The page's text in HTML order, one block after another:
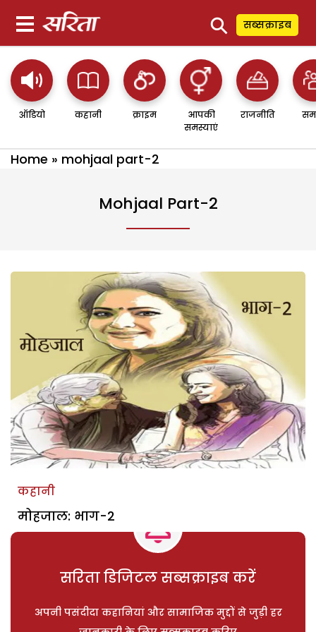
⚲ सब्सक्राइब
ऑडियो कहानी क्राइम
आपकी
समस्याएं
राजनीति
Home » mohjaal part-2
Mohjaal Part-2
कहानी
मोहजाल: भाग-2
सरिता डिजिटल सब्सक्राइब करें
अपनी पसंदीदा कहानियां और सामाजिक मुद्दों से जुड़ी हर